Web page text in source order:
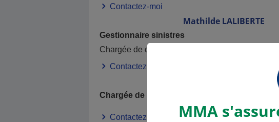
Contactez-moi
Mathilde LALIBERTE
Gestionnaire sinistres
Chargée de clientèle particuliers
Contactez-moi
Chargée de la comptabilité client
Contactez-moi MMA